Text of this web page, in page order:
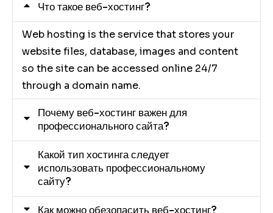
Что такое веб-хостинг?
Web hosting is the service that stores your
website files, database, images and content
so the site can be accessed online 24/7
through a domain name.
Почему веб-хостинг важен для
профессионального сайта?
Какой тип хостинга следует
использовать профессиональному
сайту?
Как можно обезопасить веб-хостинг?